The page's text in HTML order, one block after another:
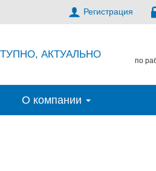
Регистрация
АКТУАЛЬНО
по
О компании